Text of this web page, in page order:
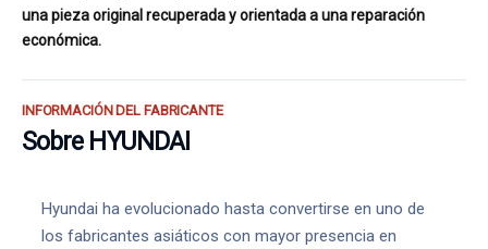
una pieza original recuperada y orientada a una reparación
económica.
INFORMACIÓN DEL FABRICANTE
Sobre HYUNDAI
Hyundai ha evolucionado hasta convertirse en uno de
los fabricantes asiáticos con mayor presencia en